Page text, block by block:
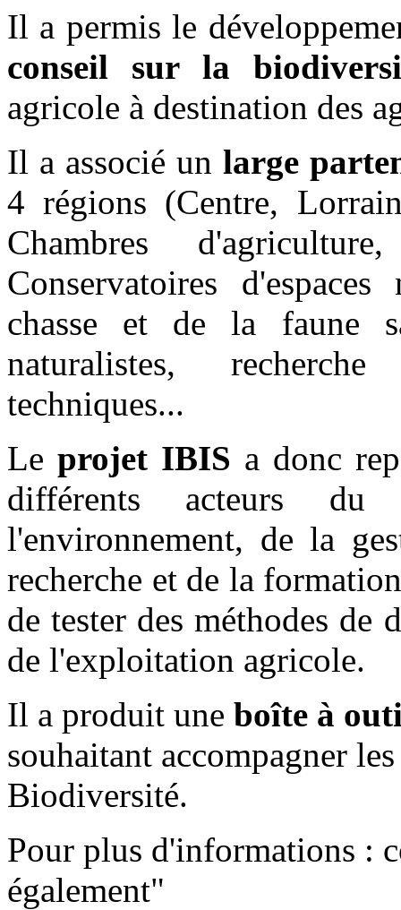
Il a permis le
conseil sur la
agricole à destination des
Il a associé un large
4 régions (Centre,
Chambres
Conservatoires
chasse et de la faune
naturalistes,
techniques...
Le projet IBIS a donc
différents acteurs du
l'environnement, de la
recherche et de la
de tester des méthodes de
de l'exploitation agricole.
Il a produit une boîte à
souhaitant accompagner
Biodiversité.
Pour plus d'informations :
également"